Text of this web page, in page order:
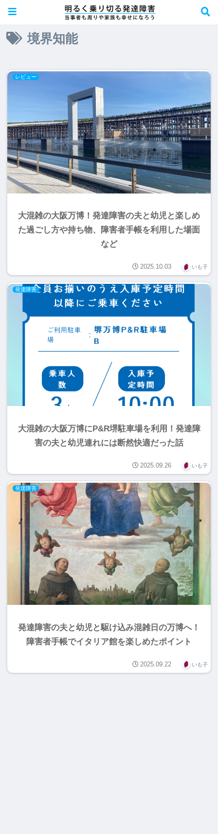
境界知能
レビュー
大混雑の大阪万博！発達障害の夫と幼児と楽しめ
た過ごし方や持ち物、障害者手帳を利用した場面
など
2025.10.03 いも子
発達障害
大混雑の大阪万博にP&R堺駐車場を利用！発達障
害の夫と幼児連れには断然快適だった話
2025.09.26 いも子
発達障害
発達障害の夫と幼児と駆け込み混雑日の万博へ！
障害者手帳でイタリア館を楽しめたポイント
2025.09.22 いも子